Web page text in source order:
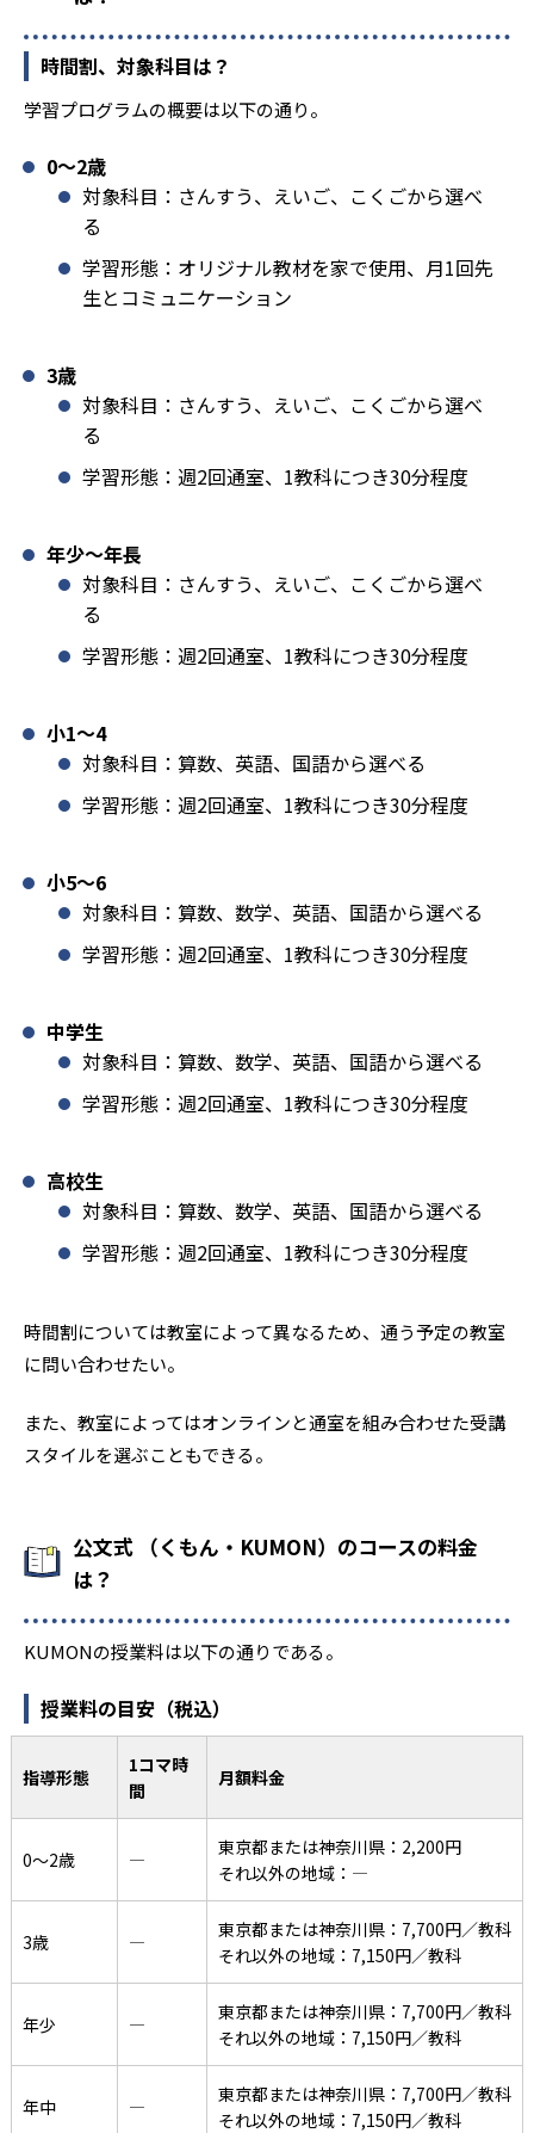
時間割、対象科目は？
学習プログラムの概要は以下の通り。
0〜2歳
対象科目：さんすう、えいご、こくごから選べ
る
学習形態：オリジナル教材を家で使用、月1回先
生とコミュニケーション
3歳
対象科目：さんすう、えいご、こくごから選べ
る
学習形態：週2回通室、1教科につき30分程度
年少〜年長
対象科目：さんすう、えいご、こくごから選べ
る
学習形態：週2回通室、1教科につき30分程度
小1️〜4
対象科目：算数、英語、国語から選べる
学習形態：週2回通室、1教科につき30分程度
小5〜6
対象科目：算数、数学、英語、国語から選べる
学習形態：週2回通室、1教科につき30分程度
中学生
対象科目：算数、数学、英語、国語から選べる
学習形態：週2回通室、1教科につき30分程度
高校生
対象科目：算数、数学、英語、国語から選べる
学習形態：週2回通室、1教科につき30分程度
時間割については教室によって異なるため、通う予定の教室
に問い合わせたい。
また、教室によってはオンラインと通室を組み合わせた受講
スタイルを選ぶこともできる。
公文式 （くもん・KUMON）のコースの料金
は？
KUMONの授業料は以下の通りである。
授業料の目安（税込）
指導形態
1コマ時
間
月額料金
0〜2歳 ―
東京都または神奈川県：2,200円
それ以外の地域：―
3歳 ―
東京都または神奈川県：7,700円／教科
それ以外の地域：7,150円／教科
年少 ―
東京都または神奈川県：7,700円／教科
それ以外の地域：7,150円／教科
年中 ―
東京都または神奈川県：7,700円／教科
それ以外の地域：7,150円／教科